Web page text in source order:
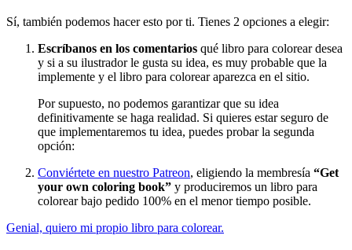
Sí, también podemos hacer esto por ti. Tienes 2 opciones a elegir:
Escríbanos en los comentarios qué libro para colorear desea
y si a su ilustrador le gusta su idea, es muy probable que la
implemente y el libro para colorear aparezca en el sitio.
Por supuesto, no podemos garantizar que su idea
definitivamente se haga realidad. Si quieres estar seguro de
que implementaremos tu idea, puedes probar la segunda
opción:
Conviértete en nuestro Patreon, eligiendo la membresía “Get
your own coloring book” y produciremos un libro para
colorear bajo pedido 100% en el menor tiempo posible.
Genial, quiero mi propio libro para colorear.